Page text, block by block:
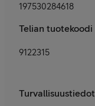
197530284618
Telian tuotekoodi
9122315
Turvallisuustiedot